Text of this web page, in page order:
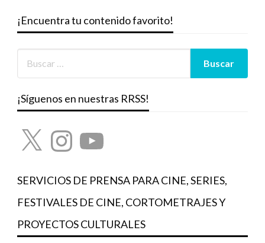
¡Encuentra tu contenido favorito!
¡Síguenos en nuestras RRSS!
X InstagramYouTube
SERVICIOS DE PRENSA PARA CINE, SERIES,
FESTIVALES DE CINE, CORTOMETRAJES Y
PROYECTOS CULTURALES